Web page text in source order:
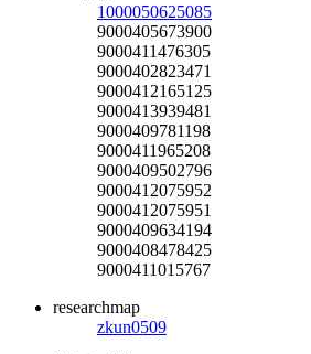
1000050625085
9000405673900
9000411476305
9000402823471
9000412165125
9000413939481
9000409781198
9000411965208
9000409502796
9000412075952
9000412075951
9000409634194
9000408478425
9000411015767
researchmap
zkun0509